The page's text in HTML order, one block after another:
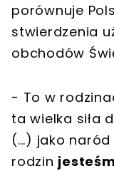
porównuje
stwierdzenia
obchodów
- To w
ta wielka siła
(...) jako
rodzin